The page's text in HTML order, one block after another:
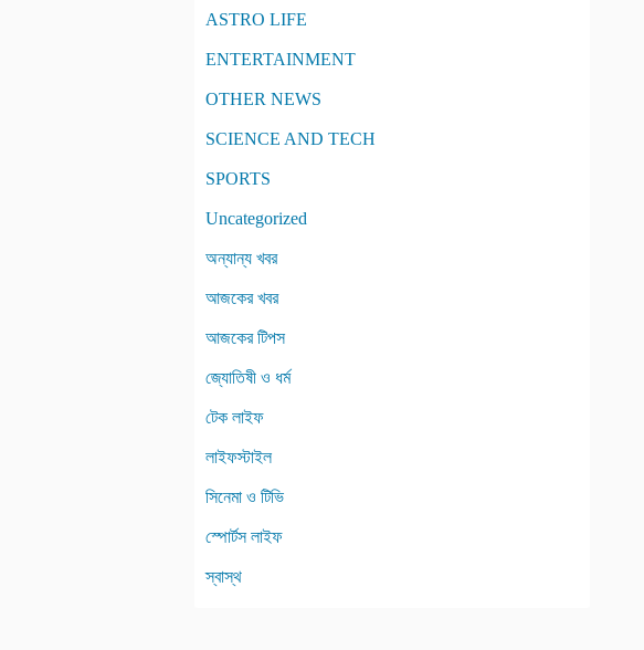
ASTRO LIFE
ENTERTAINMENT
OTHER NEWS
SCIENCE AND TECH
SPORTS
Uncategorized
অন্যান্য খবর
আজকের খবর
আজকের টিপস
জ্যোতিষী ও ধর্ম
টেক লাইফ
লাইফস্টাইল
সিনেমা ও টিভি
স্পোর্টস লাইফ
স্বাস্থ